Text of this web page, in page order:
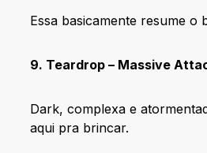
Essa basicamente resume o
9. Teardrop – Massive
Dark, complexa e
aqui pra brincar.